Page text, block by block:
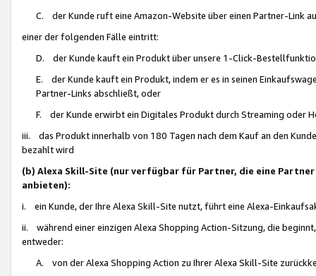
C. der Kunde ruft eine Amazon-Website über einen Partner-Link
einer der folgenden Fälle eintritt:
D. der Kunde kauft ein Produkt über unsere 1-Click-
E. der Kunde kauft ein Produkt, indem er es in seinen
Partner-Links abschließt, oder
F. der Kunde erwirbt ein Digitales Produkt durch Streaming oder
iii. das Produkt innerhalb von 180 Tagen nach dem Kauf an den
bezahlt wird
(b) Alexa Skill-Site (nur verfügbar für Partner, die eine
anbieten):
i. ein Kunde, der Ihre Alexa Skill-Site nutzt, führt eine Alexa-
ii. während einer einzigen Alexa Shopping Action-Sitzung, die
entweder:
A. von der Alexa Shopping Action zu Ihrer Alexa Skill-Site